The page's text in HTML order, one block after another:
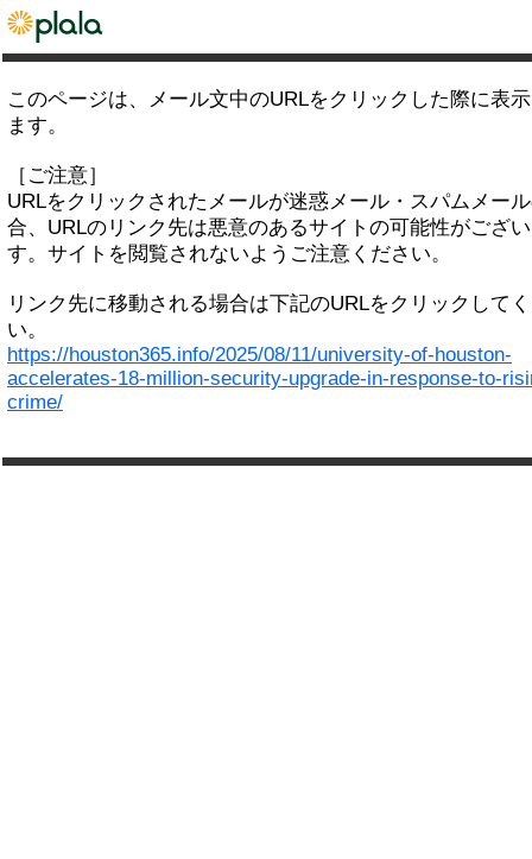
このページは、メール文中のURLをクリックした際に表
ます。
［ご注意］
URLをクリックされたメールが迷惑メール・スパムメー
合、URLのリンク先は悪意のあるサイトの可能性がござ
す。サイトを閲覧されないようご注意ください。
リンク先に移動される場合は下記のURLをクリックして
い。
https://houston365.info/2025/08/11/university-of-houston-
accelerates-18-million-security-upgrade-in-response-to-
crime/